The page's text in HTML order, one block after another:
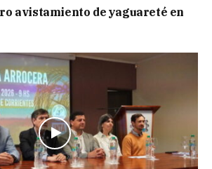
avistamiento de yaguareté en